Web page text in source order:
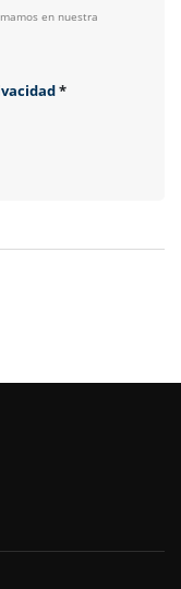
en nuestra
*